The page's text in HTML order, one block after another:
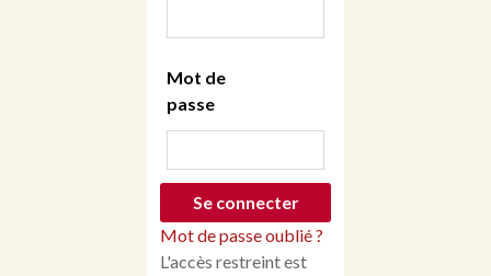
Mot de
passe
Mot de passe oublié ?
L'accès restreint est